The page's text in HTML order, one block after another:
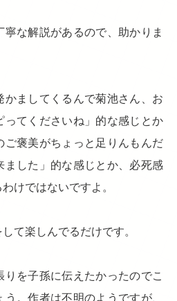
寧な解説があるので、助かりま
かましてくるんで菊池さん、お
ってくださいね」的な感じとか
ご褒美がちょっと足りんもんだ
ました」的な感じとか、必死感
けではないですよ。
て楽しんでるだけです。
を子孫に伝えたかったのでこ
。作者は不明のようですが、